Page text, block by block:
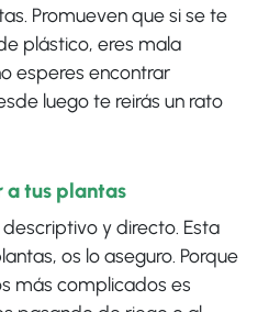
Promueven que si se te
plástico, eres mala
esperes encontrar
luego te reirás un rato
a tus plantas
y directo. Esta
os lo aseguro. Porque
más complicados es